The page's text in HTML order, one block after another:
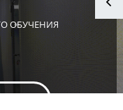
ОБУЧЕНИЯ